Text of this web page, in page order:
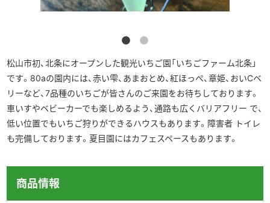
松山市初、北条にオープンした観光いちご園「いちごファーム北条」
です。80aの園内には、赤い雫、あまおとめ、紅ほっぺ、章姫、おいCベ
リーなど、7品種のいちごが皆さんのご来園をお待ちしております。
車いすやベビーカーでも楽しめるよう、通路も広くバリアフリー で、
低い位置でもいちご狩りができるハウスもあります。障害者 トイレ
も完備しております。夏目園にはカフェスペースもあります。
商品情報